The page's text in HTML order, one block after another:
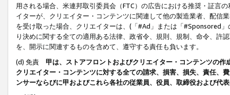
用される場合、米連邦取引委員会（FTC）の広告における推奨・証言
イターが、クリエイター・コンテンツに関連して他の製造業者、配信
を受け取った場合、クリエイターは、(「#Ad」または「#Sponsored
り決めに関する全ての適用ある法律、政省令、規則、規制、命令、許
を、開示に関連するものを含めて、遵守する責任も負います。
(d) 免責 甲は、ストアフロントおよびクリエイター・コンテンツの
クリエイター・コンテンツに対する全ての請求、損害、損失、責任、
ンサーならびに甲およびこれら各社の従業員、役員、取締役および代